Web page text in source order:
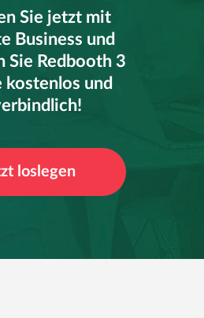
Sie jetzt mit
Business und
Sie Redbooth 3
kostenlos und
loslegen